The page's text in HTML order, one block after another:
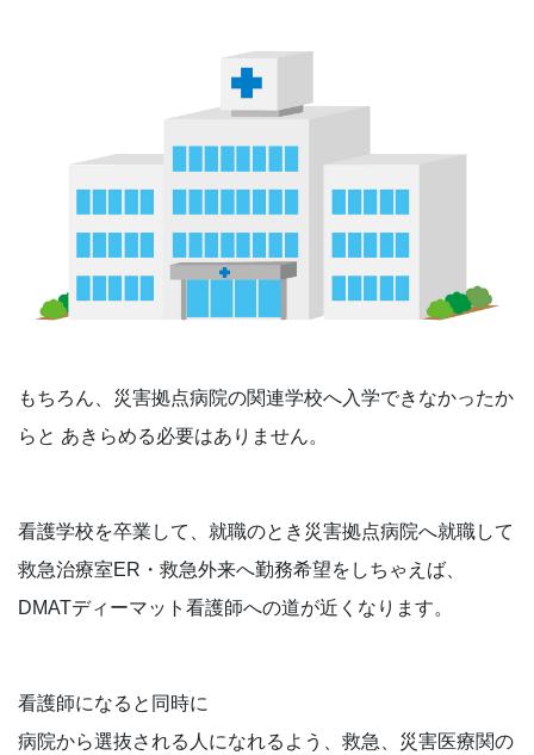
もちろん、災害拠点病院の関連学校へ入学できなかったか
らと あきらめる必要はありません。
看護学校を卒業して、就職のとき災害拠点病院へ就職して
救急治療室ER・救急外来へ勤務希望をしちゃえば、
DMATディーマット看護師への道が近くなります。
看護師になると同時に
病院から選抜される人になれるよう、救急、災害医療関の